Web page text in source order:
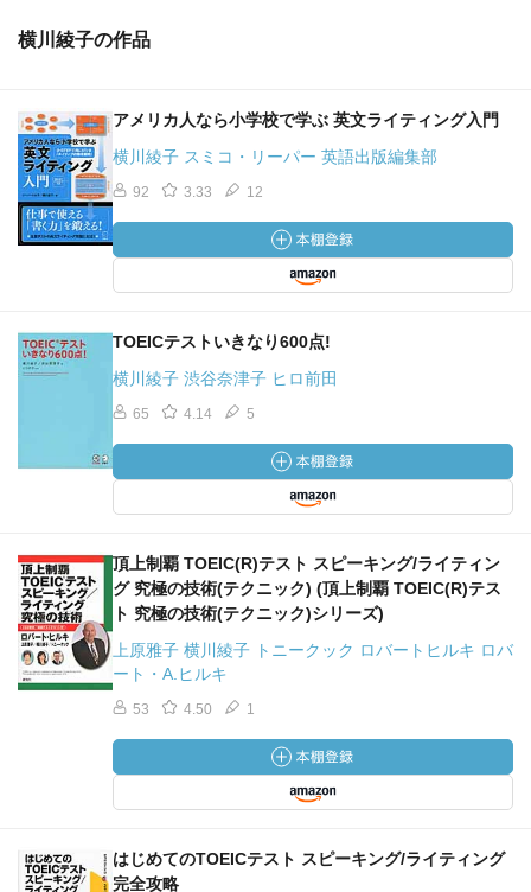
横川綾子の作品
アメリカ人なら小学校で学ぶ 英文ライティング入門
横川綾子 スミコ・リーパー 英語出版編集部
92 3.33 12
TOEICテストいきなり600点!
横川綾子 渋谷奈津子 ヒロ前田
65 4.14 5
頂上制覇 TOEIC(R)テスト スピーキング/ライティン
グ 究極の技術(テクニック) (頂上制覇 TOEIC(R)テス
ト 究極の技術(テクニック)シリーズ)
上原雅子 横川綾子 トニークック ロバートヒルキ ロバ
ート・A.ヒルキ
53 4.50 1
はじめてのTOEICテスト スピーキング/ライティング
完全攻略